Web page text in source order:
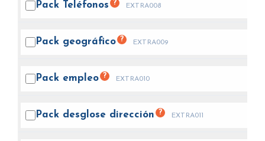
Pack Teléfonos ? EXTRA008
Pack geográfico ? EXTRA009
Pack empleo ? EXTRA010
Pack desglose dirección ? EXTRA011